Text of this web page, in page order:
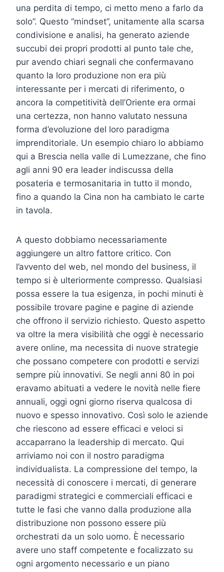
una perdita di tempo, ci metto meno a farlo da
solo”. Questo “mindset”, unitamente alla scarsa
condivisione e analisi, ha generato aziende
succubi dei propri prodotti al punto tale che,
pur avendo chiari segnali che confermavano
quanto la loro produzione non era più
interessante per i mercati di riferimento, o
ancora la competitività dell’Oriente era ormai
una certezza, non hanno valutato nessuna
forma d’evoluzione del loro paradigma
imprenditoriale. Un esempio chiaro lo abbiamo
qui a Brescia nella valle di Lumezzane, che fino
agli anni 90 era leader indiscussa della
posateria e termosanitaria in tutto il mondo,
fino a quando la Cina non ha cambiato le carte
in tavola.
A questo dobbiamo necessariamente
aggiungere un altro fattore critico. Con
l’avvento del web, nel mondo del business, il
tempo si è ulteriormente compresso. Qualsiasi
possa essere la tua esigenza, in pochi minuti è
possibile trovare pagine e pagine di aziende
che offrono il servizio richiesto. Questo aspetto
va oltre la mera visibilità che oggi è necessario
avere online, ma necessita di nuove strategie
che possano competere con prodotti e servizi
sempre più innovativi. Se negli anni 80 in poi
eravamo abituati a vedere le novità nelle fiere
annuali, oggi ogni giorno riserva qualcosa di
nuovo e spesso innovativo. Così solo le aziende
che riescono ad essere efficaci e veloci si
accaparrano la leadership di mercato. Qui
arriviamo noi con il nostro paradigma
individualista. La compressione del tempo, la
necessità di conoscere i mercati, di generare
paradigmi strategici e commerciali efficaci e
tutte le fasi che vanno dalla produzione alla
distribuzione non possono essere più
orchestrati da un solo uomo. È necessario
avere uno staff competente e focalizzato su
ogni argomento necessario e un piano